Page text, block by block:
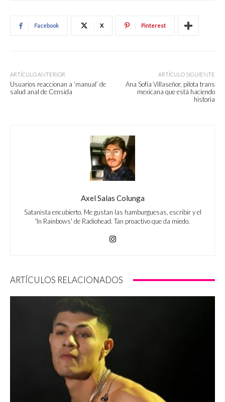
Facebook X Pinterest
ARTÍCULO ANTERIOR
Usuarios reaccionan a ‘manual’ de
salud anal de Censida
ARTÍCULO SIGUIENTE
Ana Sofía Villaseñor, pilota trans
mexicana que está haciendo
historia
Axel Salas Colunga
Satanista encubierto. Me gustan las hamburguesas, escribir y el
'In Rainbows' de Radiohead. Tan proactivo que da miedo.
ARTÍCULOS RELACIONADOS